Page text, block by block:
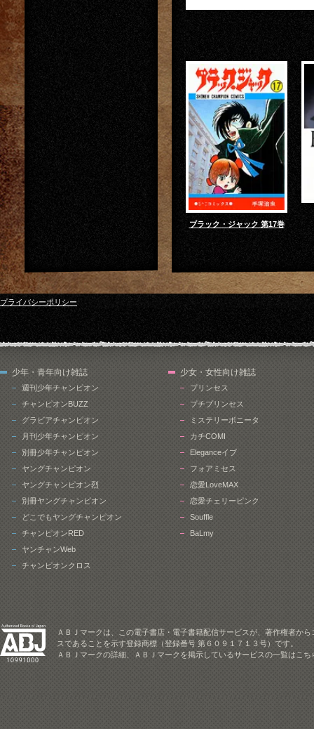
ブラック・ジャック 第17巻
プライバシーポリシー
少年・青年向け雑誌
週刊少年チャンピオン
チャンピオンBUZZ
グラビアチャンピオン
月刊少年チャンピオン
別冊少年チャンピオン
ヤングチャンピオン
ヤングチャンピオン烈
別冊ヤングチャンピオン
どこでもヤングチャンピオン
チャンピオンRED
ヤンチャンWeb
チャンピオンクロス
少女・女性向け雑誌
プリンセス
プチプリンセス
ミステリーボニータ
カチCOMI
Eleganceイブ
フォアミセス
恋愛LoveMAX
恋愛チェリーピンク
Souffle
BaLmy
ＡＢＪマークは、この電子書店・電子書籍配信サービスが、著作権者か
スであることを示す登録商標（登録番号 第６０９１７１３号）です。
ＡＢＪマークの詳細、ＡＢＪマークを掲示しているサービスの一覧はこ